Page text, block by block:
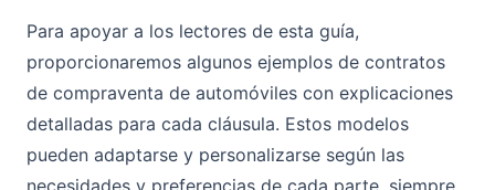
Para apoyar a los lectores de esta guía,
proporcionaremos algunos ejemplos de contratos
de compraventa de automóviles con explicaciones
detalladas para cada cláusula. Estos modelos
pueden adaptarse y personalizarse según las